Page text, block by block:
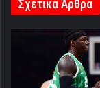
Σχετικά Άρθρα